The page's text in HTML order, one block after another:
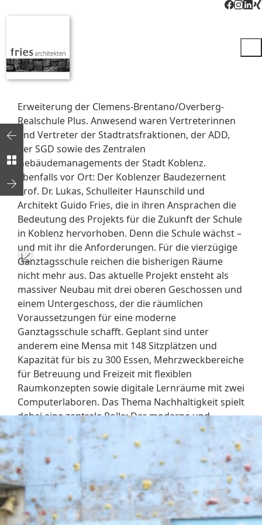
OVERBERG REALSCHULE
PLUS KOBLENZ
Mit dem offiziellen Spatenstich wurde am
Dienstagnachmittag der Beginn eines
Erweiterung der Clemens-Brentano/Overberg-
Realschule Plus. Anwesend waren Vertreterinnen
und Vertreter der Stadtratsfraktionen, der ADD,
der SGD sowie des Zentralen
Gebäudemanagements der Stadt Koblenz.
Ebenfalls vor Ort: Der Koblenzer Baudezernent
Prof. Dr. Lukas, Schulleiter Haunschild und
Architekt Guido Fries, die in ihren Ansprachen die
Bedeutung des Projekts für die Zukunft der Schule
in Koblenz hervorhoben. Denn die Schule wächst –
und mit ihr die Anforderungen. Für die vierzügige
Ganztagsschule reichen die bisherigen Räume
nicht mehr aus. Das aktuelle Projekt ensteht als
massiver Neubau mit drei oberen Geschossen und
einem Untergeschoss, der die räumlichen
Voraussetzungen für eine moderne
Ganztagsschule schafft. Geplant sind unter
anderem eine Mensa mit 148 Sitzplätzen und
Kapazität für bis zu 300 Essen, Mehrzweckbereiche
für Betreuung und Freizeit mit flexiblen
Raumkonzepten sowie digitale Lernräume mit zwei
Computerlaboren. Das Thema Nachhaltigkeit spielt
dabei eine zentrale Rolle: Der moderne und
energetisch effiziente Erweiterungsbau erhält eine
hochwertige Gebäudehülle. Fassadenbegrünung,
Photovoltaik, Wärmepumpen und eine
Lüftungsanlage mit Wärmerückgewinnung sind
ein weiterer Teil des Konzepts. Mit Gesamtkosten
von rund 7,9 Millionen Euro – davon 2,45 Millionen
Euro vom Land Rheinland-Pfalz – entsteht bis Ende